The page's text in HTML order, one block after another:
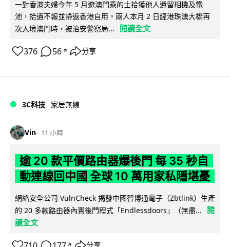
一對香港夫婦今年 5 月遊澳門乘的士拾獲他人遺留相機及電
池，拾遺不報並帶返香港自用。兩人本月 2 日經港珠澳大橋再
次入境澳門時，被治安警察局...
閱讀全文
376 56 ↗ 分享
3C科技 家居無線
Vin 11 小時
逾 20 款平價路由器爆後門 每 35 秒自
動連線回中國 全球 10 萬用家私隱堪憂
網絡安全公司 VulnCheck 揭發中國智博通電子（Zbtlink）生產
的 20 多款路由器內置後門程式「Endlessdoors」（無盡...
閱
讀全文
↗